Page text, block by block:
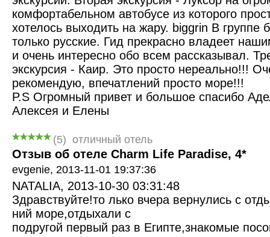
комфортабельном автобусе из которого
хотелось выходить на жару. biggrin В группе
только русские. Гид прекрасно владеет
и очень интересно обо всем рассказывал.
экскурсия - Каир. Это просто нереально!!!
рекомендую, впечатлений просто море!!!
P.S Огромный привет и большое спасибо
Алексея и Елены
(5) отличный отель
Отзыв об отеле Charm Life Paradise, 4*
evgenie, 2013-11-01 19:37:36
NATALIA, 2013-10-30 03:31:48
Здравствуйте!то лько вчера вернулись с
ний море,отдыхали с
подругой первый раз в Египте,знакомые